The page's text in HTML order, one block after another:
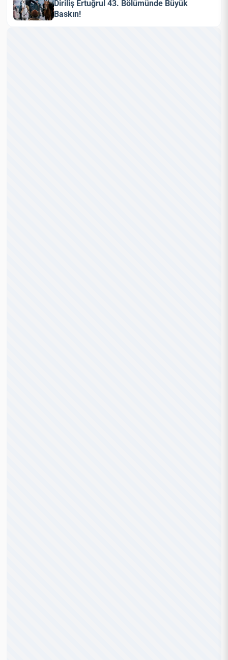
Diriliş Ertuğrul 43. Bölümünde Büyük
Baskın!